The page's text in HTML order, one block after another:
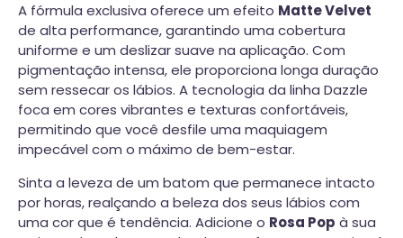
A fórmula exclusiva oferece um efeito Matte Velvet
de alta performance, garantindo uma cobertura
uniforme e um deslizar suave na aplicação. Com
pigmentação intensa, ele proporciona longa duração
sem ressecar os lábios. A tecnologia da linha Dazzle
foca em cores vibrantes e texturas confortáveis,
permitindo que você desfile uma maquiagem
impecável com o máximo de bem-estar.
Sinta a leveza de um batom que permanece intacto
por horas, realçando a beleza dos seus lábios com
uma cor que é tendência. Adicione o Rosa Pop à sua